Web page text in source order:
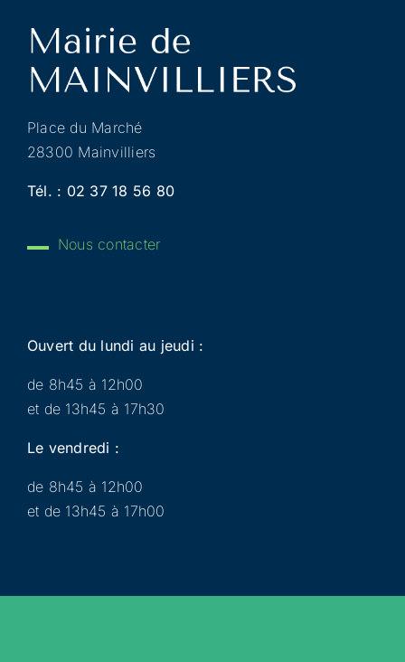
Place du Marché
28300 Mainvilliers
Tél. : 02 37 18 56 80
Nous contacter
Ouvert du lundi au jeudi :
de 8h45 à 12h00
et de 13h45 à 17h30
Le vendredi :
de 8h45 à 12h00
et de 13h45 à 17h00